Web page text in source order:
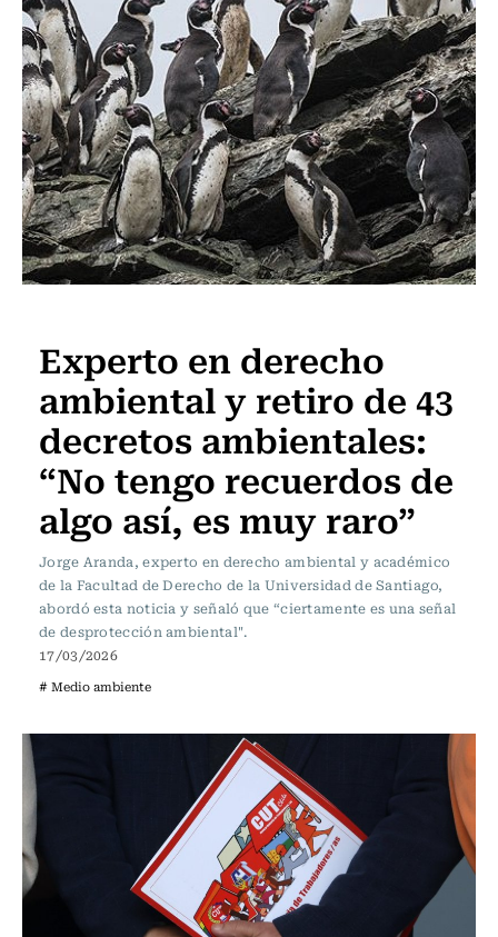
Experto en derecho
ambiental y retiro de 43
decretos ambientales:
“No tengo recuerdos de
algo así, es muy raro”
Jorge Aranda, experto en derecho ambiental y académico
de la Facultad de Derecho de la Universidad de Santiago,
abordó esta noticia y señaló que “ciertamente es una señal
de desprotección ambiental".
17/03/2026
# Medio ambiente